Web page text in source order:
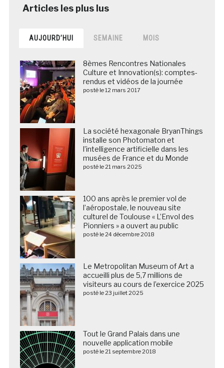
AUJOURD’HUI SEMAINE MOIS
8èmes Rencontres Nationales
Culture et Innovation(s): comptes-
rendus et vidéos de la journée
posté le 12 mars 2017
La société hexagonale BryanThings
installe son Photomaton et
l’intelligence artificielle dans les
musées de France et du Monde
posté le 21 mars 2025
100 ans après le premier vol de
l’aéropostale, le nouveau site
culturel de Toulouse « L’Envol des
Pionniers » a ouvert au public
posté le 24 décembre 2018
Le Metropolitan Museum of Art a
accueilli plus de 5,7 millions de
visiteurs au cours de l’exercice 2025
posté le 23 juillet 2025
Tout le Grand Palais dans une
nouvelle application mobile
posté le 21 septembre 2018